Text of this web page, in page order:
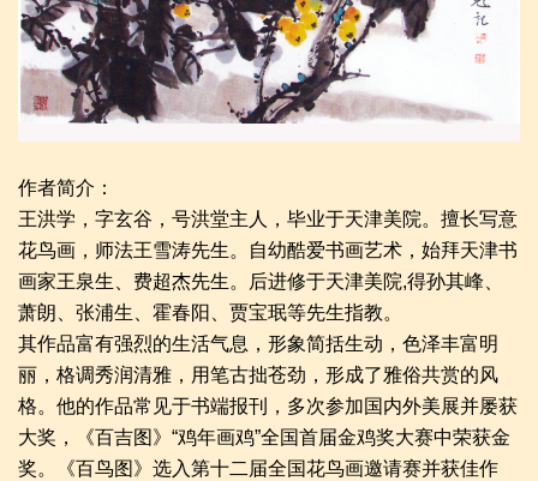
作者简介：
王洪学，字玄谷，号洪堂主人，毕业于天津美院。擅长写意
花鸟画，师法王雪涛先生。自幼酷爱书画艺术，始拜天津书
画家王泉生、费超杰先生。后进修于天津美院,得孙其峰、
萧朗、张浦生、霍春阳、贾宝珉等先生指教。
其作品富有强烈的生活气息，形象简括生动，色泽丰富明
丽，格调秀润清雅，用笔古拙苍劲，形成了雅俗共赏的风
格。他的作品常见于书端报刊，多次参加国内外美展并屡获
大奖，《百吉图》“鸡年画鸡”全国首届金鸡奖大赛中荣获金
奖。《百鸟图》选入第十二届全国花鸟画邀请赛并获佳作